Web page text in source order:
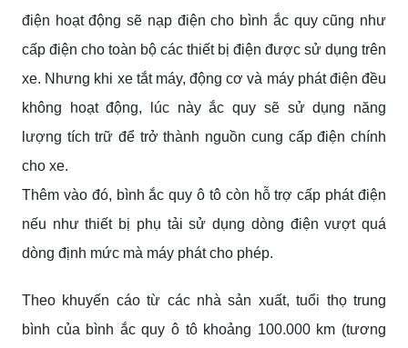
điện hoạt động sẽ nạp điện cho bình ắc quy cũng như
cấp điện cho toàn bộ các thiết bị điện được sử dụng trên
xe. Nhưng khi xe tắt máy, động cơ và máy phát điện đều
không hoạt động, lúc này ắc quy sẽ sử dụng năng
lượng tích trữ để trở thành nguồn cung cấp điện chính
cho xe.
Thêm vào đó, bình ắc quy ô tô còn hỗ trợ cấp phát điện
nếu như thiết bị phụ tải sử dụng dòng điện vượt quá
dòng định mức mà máy phát cho phép.
Theo khuyến cáo từ các nhà sản xuất, tuổi thọ trung
bình của bình ắc quy ô tô khoảng 100.000 km (tương